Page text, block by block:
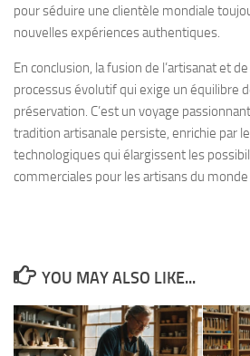
pour séduire une clientèle mondiale
nouvelles expériences authentiques.
En conclusion, la fusion de l’artisanat et
processus évolutif qui exige un équilibre
préservation. C’est un voyage
tradition artisanale persiste, enrichie par
technologiques qui élargissent les
commerciales pour les artisans du
YOU MAY ALSO LIKE...